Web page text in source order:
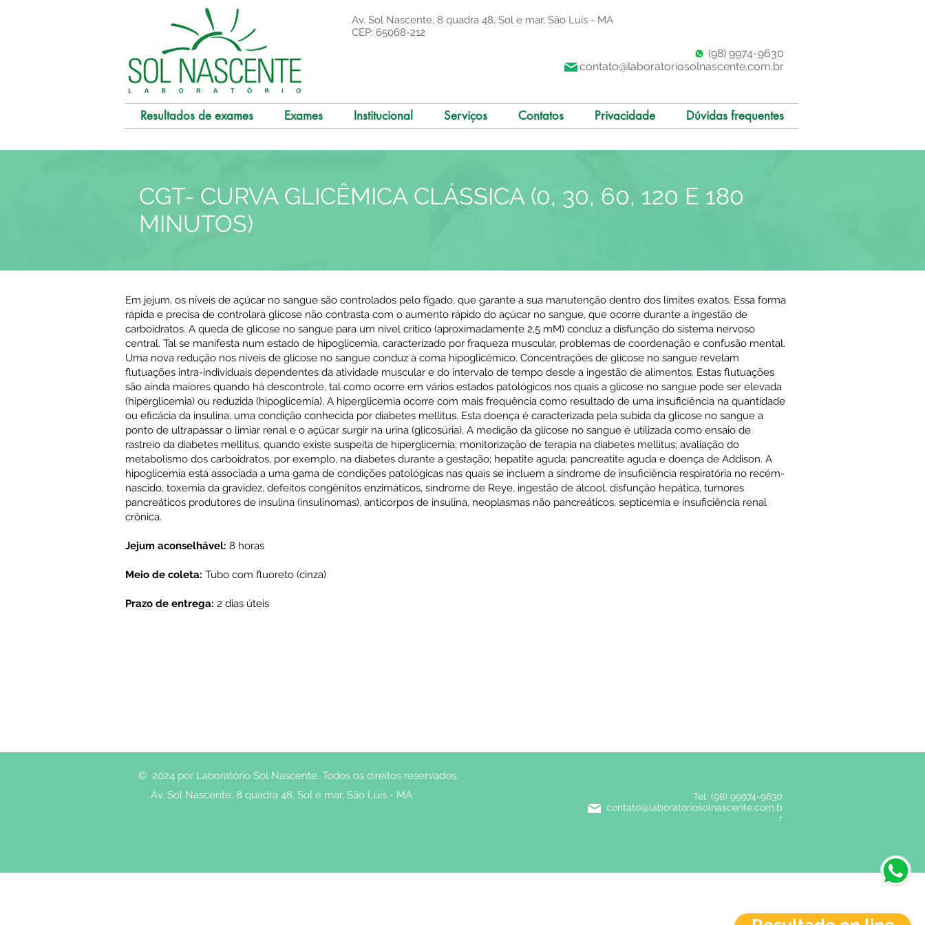
Av. Sol Nascente, 8 quadra 48, Sol e mar, São Luís - MA
CEP: 65068-212
(98) 9974-9630
contato@laboratoriosolnascente.com.br
Resultados de exames Exames Institucional Serviços Contatos Privacidade Dúvidas frequentes
CGT- CURVA GLICÊMICA CLÁSSICA (0, 30, 60, 120 E 180
MINUTOS)
Em jejum, os níveis de açúcar no sangue são controlados pelo fígado, que garante a sua manutenção dentro dos limites exatos. Essa forma
rápida e precisa de controlara glicose não contrasta com o aumento rápido do açúcar no sangue, que ocorre durante a ingestão de
carboidratos. A queda de glicose no sangue para um nível crítico (aproximadamente 2,5 mM) conduz a disfunção do sistema nervoso
central. Tal se manifesta num estado de hipoglicemia, caracterizado por fraqueza muscular, problemas de coordenação e confusão mental.
Uma nova redução nos níveis de glicose no sangue conduz à coma hipoglicêmico. Concentrações de glicose no sangue revelam
flutuações intra-individuais dependentes da atividade muscular e do intervalo de tempo desde a ingestão de alimentos. Estas flutuações
são ainda maiores quando há descontrole, tal como ocorre em vários estados patológicos nos quais a glicose no sangue pode ser elevada
(hiperglicemia) ou reduzida (hipoglicemia). A hiperglicemia ocorre com mais frequência como resultado de uma insuficiência na quantidade
ou eficácia da insulina, uma condição conhecida por diabetes mellitus. Esta doença é caracterizada pela subida da glicose no sangue a
ponto de ultrapassar o limiar renal e o açúcar surgir na urina (glicosúria). A medição da glicose no sangue é utilizada como ensaio de
rastreio da diabetes mellitus, quando existe suspeita de hiperglicemia; monitorização de terapia na diabetes mellitus; avaliação do
metabolismo dos carboidratos, por exemplo, na diabetes durante a gestação; hepatite aguda; pancreatite aguda e doença de Addison. A
hipoglicemia está associada a uma gama de condições patológicas nas quais se incluem a síndrome de insuficiência respiratória no recém-
nascido, toxemia da gravidez, defeitos congênitos enzimáticos, síndrome de Reye, ingestão de álcool, disfunção hepática, tumores
pancreáticos produtores de insulina (insulinomas), anticorpos de insulina, neoplasmas não pancreáticos, septicemia e insuficiência renal
crônica.
Jejum aconselhável: 8 horas
Meio de coleta: Tubo com fluoreto (cinza)
Prazo de entrega: 2 dias úteis
© 2024 por Laboratório Sol Nascente. Todos os direitos reservados.
Av. Sol Nascente, 8 quadra 48, Sol e mar, São Luís - MA
Tel: (98) 99974-9630
contato@laboratoriosolnascente.com.b
r